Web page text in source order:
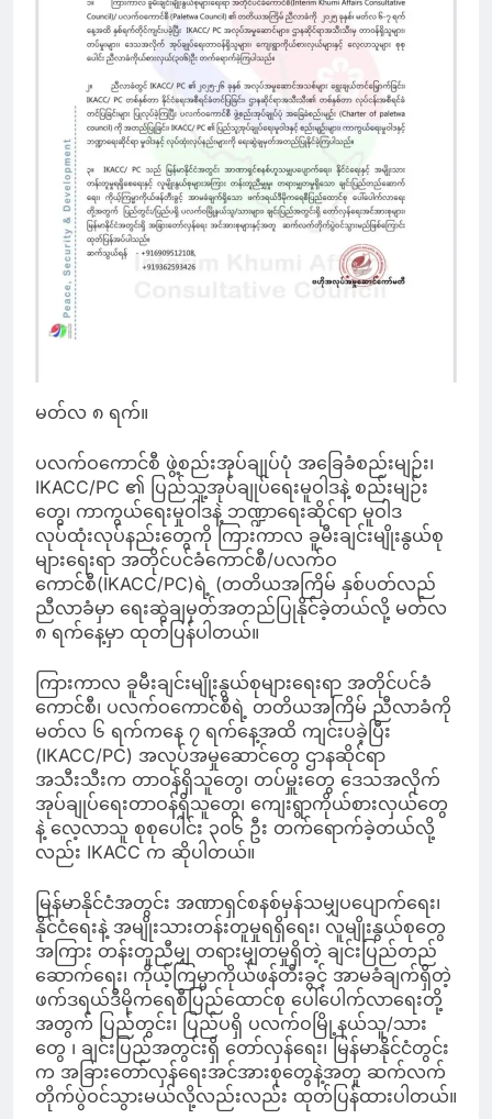
မတ်လ ၈ ရက်။
ပလက်ဝကောင်စီ ဖွဲ့စည်းအုပ်ချုပ်ပုံ အခြေခံစည်းမျဉ်း၊
IKACC/PC ၏ ပြည်သူ့အုပ်ချုပ်ရေးမူဝါဒနဲ့ စည်းမျဉ်း
တွေ၊ ကာကွယ်ရေးမှုဝါဒနဲ့ ဘဏ္ဍာရေးဆိုင်ရာ မူဝါဒ
လုပ်ထုံးလုပ်နည်းတွေကို ကြားကာလ ခူမီးချင်းမျိုးနွယ်စု
များရေးရာ အတိုင်ပင်ခံကောင်စီ/ပလက်ဝ
ကောင်စီ(IKACC/PC)ရဲ့ (တတိယအကြိမ် နှစ်ပတ်လည်
ညီလာခံမှာ ရေးဆွဲချမှတ်အတည်ပြုနိုင်ခဲ့တယ်လို့ မတ်လ
၈ ရက်နေ့မှာ ထုတ်ပြန်ပါတယ်။
ကြားကာလ ခူမီးချင်းမျိုးနွယ်စုများရေးရာ အတိုင်ပင်ခံ
ကောင်စီ၊ ပလက်ဝကောင်စီရဲ့ တတိယအကြိမ် ညီလာခံကို
မတ်လ ၆ ရက်ကနေ ၇ ရက်နေ့အထိ ကျင်းပခဲ့ပြီး
(IKACC/PC) အလုပ်အမှုဆောင်တွေ ဌာနဆိုင်ရာ
အသီးသီးက တာဝန်ရှိသူတွေ၊ တပ်မှူးတွေ ဒေသအလိုက်
အုပ်ချုပ်ရေးတာဝန်ရှိသူတွေ၊ ကျေးရွာကိုယ်စားလှယ်တွေ
နဲ့ လေ့လာသူ စုစုပေါင်း ၃၀၆ ဦး တက်ရောက်ခဲ့တယ်လို့
လည်း IKACC က ဆိုပါတယ်။
မြန်မာနိုင်ငံအတွင်း အဏာရှင်စနစ်မှန်သမျှပပျောက်ရေး၊
နိုင်ငံရေးနဲ့ အမျိုးသားတန်းတူမှုရရှိရေး၊ လူမျိုးနွယ်စုတွေ
အကြား တန်းတူညီမျှ တရားမျှတမှုရှိတဲ့ ချင်းပြည်တည်
ဆောက်ရေး၊ ကိုယ့်ကြမ္မာကိုယ်ဖန်တီးခွင့် အာမခံချက်ရှိတဲ့
ဖက်ဒရယ်ဒီမိုကရေစီပြည်ထောင်စု ပေါ်ပေါက်လာရေးတို့
အတွက် ပြည်တွင်း၊ ပြည်ပရှိ ပလက်ဝမြို့နယ်သူ/သား
တွေ ၊ ချင်းပြည်အတွင်းရှိ တော်လှန်ရေး၊ မြန်မာနိုင်ငံတွင်း
က အခြားတော်လှန်ရေးအင်အားစုတွေနဲ့အတူ ဆက်လက်
တိုက်ပွဲဝင်သွားမယ်လို့လည်းလည်း ထုတ်ပြန်ထားပါတယ်။